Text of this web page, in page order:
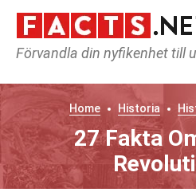
Förvandla din nyfikenhet till
Home Historia
27 Fakta